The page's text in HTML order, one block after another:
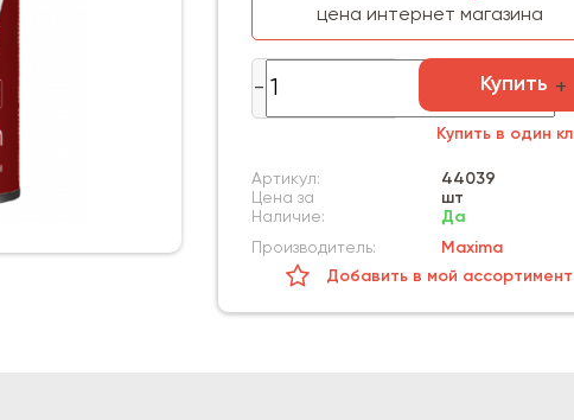
цена интернет магазина
Купить
Купить в один
Артикул:
44039
Цена за
шт
Наличие:
Да
Производитель:
Maxima
Добавить в мой ассортимент